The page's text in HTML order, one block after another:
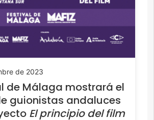
de 2023
de Málaga mostrará el
guionistas andaluces
El principio del film